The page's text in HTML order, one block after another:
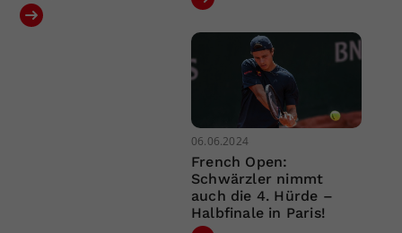
06.06.2024
French Open:
Schwärzler nimmt
auch die 4. Hürde –
Halbfinale in Paris!